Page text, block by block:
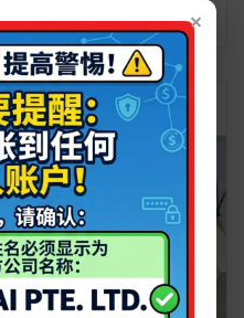
×
详情介绍
- 30%